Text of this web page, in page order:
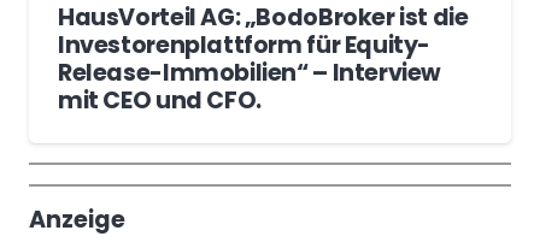
HausVorteil AG: „BodoBroker ist die
Investorenplattform für Equity-
Release-Immobilien“ – Interview
mit CEO und CFO.
Wochenrückblick
Trendthemen
Anzeige